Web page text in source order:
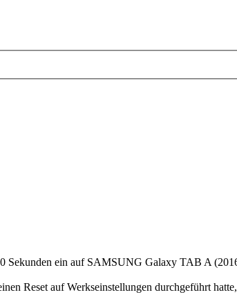
Sekunden ein auf SAMSUNG Galaxy TAB A
Reset auf Werkseinstellungen durchgeführt